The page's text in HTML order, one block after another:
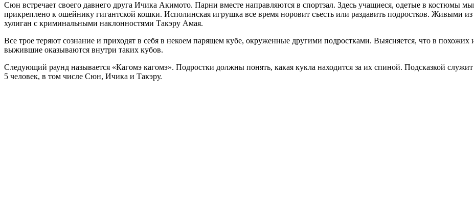
Сюн встречает своего давнего друга Ичика Акимото. Парни вместе направляются в спортзал. Здесь учащиеся, одетые в костюмы
прикреплено к ошейнику гигантской кошки. Исполинская игрушка все время норовит съесть или раздавить подростков. Живыми
хулиган с криминальными наклонностями Такэру Амая.
Все трое теряют сознание и приходят в себя в некоем парящем кубе, окруженные другими подростками. Выясняется, что в похожих
выжившие оказываются внутри таких кубов.
Следующий раунд называется «Кагомэ кагомэ». Подростки должны понять, какая кукла находится за их спиной. Подсказкой
5 человек, в том числе Сюн, Ичика и Такэру.